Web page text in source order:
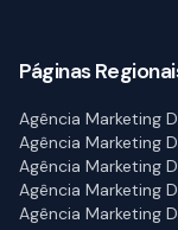
Páginas
Agência Marketing
Agência Marketing
Agência Marketing
Agência Marketing
Agência Marketing